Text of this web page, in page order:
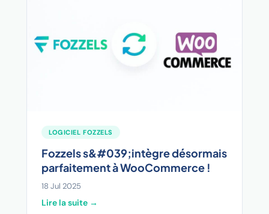
LOGICIEL FOZZELS
Fozzels s&#039;intègre désormais
parfaitement à WooCommerce !
18 Jul 2025
Lire la suite →